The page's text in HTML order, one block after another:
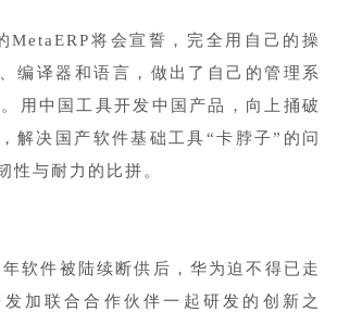
MetaERP将会宣誓，完全用自己的操
编译器和语言，做出了自己的管理系
用中国工具开发中国产品，向上捅破
解决国产软件基础工具“卡脖子”的问
性与耐力的比拼。
软件被陆续断供后，华为迫不得已走
加联合合作伙伴一起研发的创新之